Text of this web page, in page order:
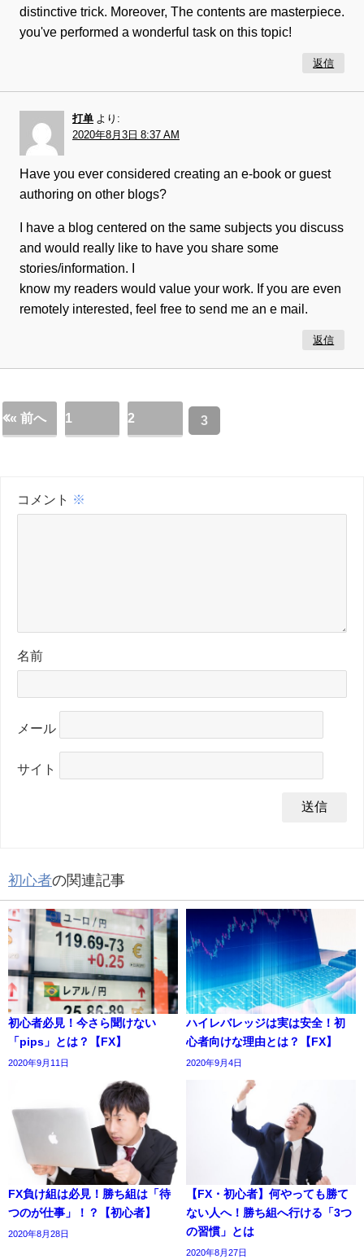
distinctive trick. Moreover, The contents are masterpiece.
you've performed a wonderful task on this topic!
返信
打单 より:
2020年8月3日 8:37 AM
Have you ever considered creating an e-book or guest
authoring on other blogs?
I have a blog centered on the same subjects you discuss
and would really like to have you share some
stories/information. I
know my readers would value your work. If you are even
remotely interested, feel free to send me an e mail.
返信
« 前へ 1 2 3
コメント ※
名前
メール
サイト
初心者の関連記事
初心者必見！今さら聞けない
「pips」とは？【FX】
2020年9月11日
ハイレバレッジは実は安全！初
心者向けな理由とは？【FX】
2020年9月4日
FX負け組は必見！勝ち組は「待
つのが仕事」！？【初心者】
2020年8月28日
【FX・初心者】何やっても勝て
ない人へ！勝ち組へ行ける「3つ
の習慣」とは
2020年8月27日